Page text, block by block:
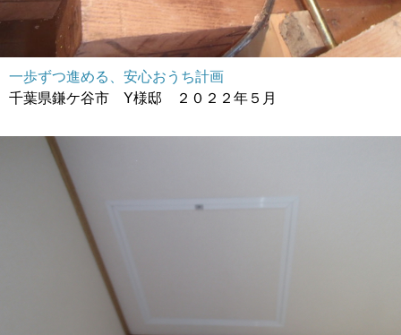
一歩ずつ進める、安心おうち計画
千葉県鎌ケ谷市 Y様邸 ２０２２年５月